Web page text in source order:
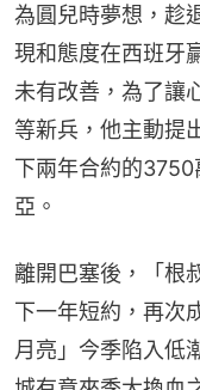
為圓兒時夢想，趁
現和態度在西班牙
未有改善，為了讓
等新兵，他主動提
下兩年合約的
亞。
離開巴塞後，「根
下一年短約，再次
月亮」今季陷入低